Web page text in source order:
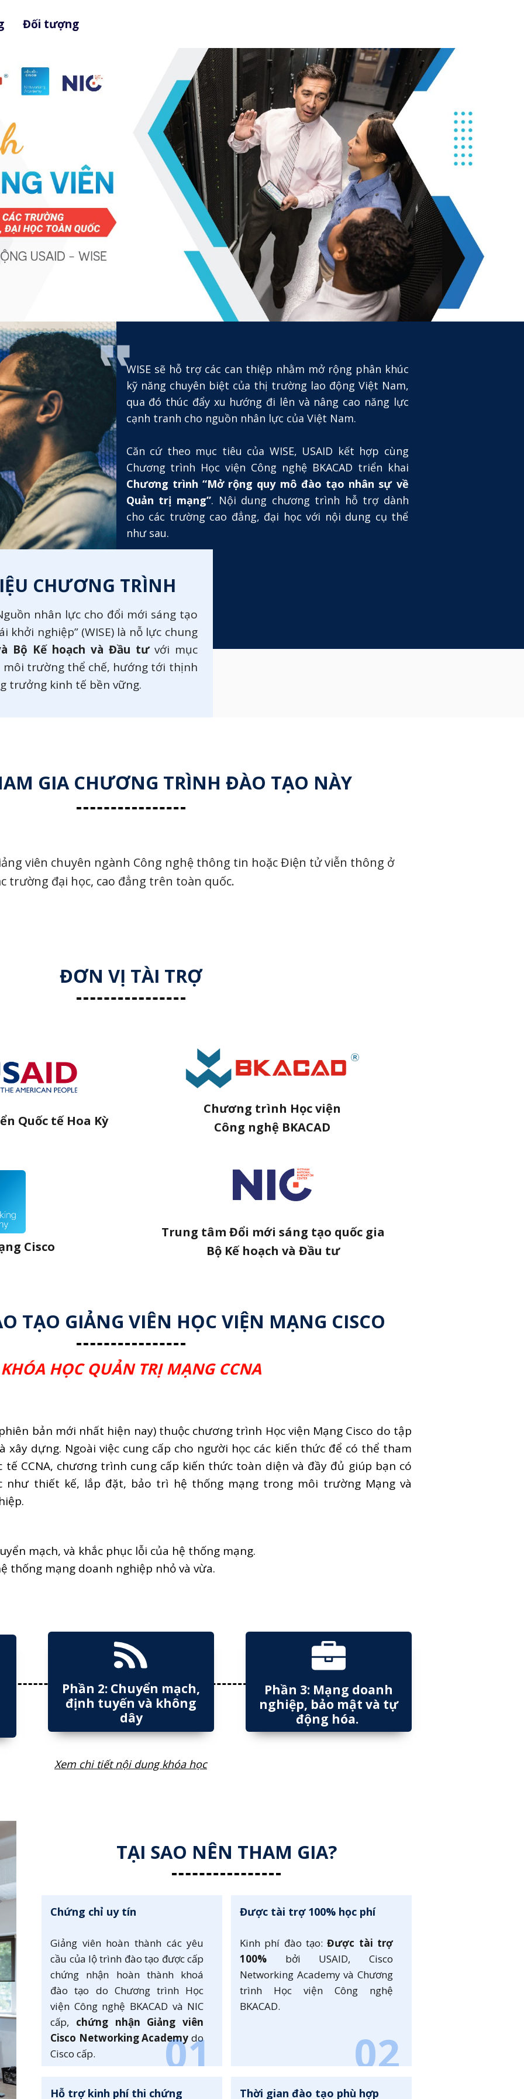
Đối tượng
WISE sẽ hỗ trợ các can thiệp nhằm mở rộng phân khúc
kỹ năng chuyên biệt của thị trường lao động Việt Nam,
qua đó thúc đẩy xu hướng đi lên và nâng cao năng lực
cạnh tranh cho nguồn nhân lực của Việt Nam.
Căn cứ theo mục tiêu của WISE, USAID kết hợp cùng
Chương trình Học viện Công nghệ BKACAD triển khai
Chương trình “Mở rộng quy mô đào tạo nhân sự về
Quản trị mạng”. Nội dung chương trình hỗ trợ dành
cho các trường cao đẳng, đại học với nội dung cụ thể
như sau.
CHƯƠNG TRÌNH
nhân lực cho đổi mới sáng tạo
khởi nghiệp” (WISE) là nỗ lực chung
Bộ Kế hoạch và Đầu tư với mục
môi trường thể chế, hướng tới thịnh
trưởng kinh tế bền vững.
GIA CHƯƠNG TRÌNH ĐÀO TẠO NÀY
viên chuyên ngành Công nghệ thông tin hoặc Điện tử viễn thông ở
trường đại học, cao đẳng trên toàn quốc.
ĐƠN VỊ TÀI TRỢ
Trung tâm Đổi mới sáng tạo quốc gia
Bộ Kế hoạch và Đầu tư
Quốc tế Hoa Kỳ
Cisco
Chương trình Học viện
Công nghệ BKACAD
KHÓA HỌC QUẢN TRỊ MẠNG CCNA
TẠO GIẢNG VIÊN HỌC VIỆN MẠNG CISCO
bản mới nhất hiện nay) thuộc chương trình Học viện Mạng Cisco do tập
xây dựng. Ngoài việc cung cấp cho người học các kiến thức để có thể tham
CCNA, chương trình cung cấp kiến thức toàn diện và đầy đủ giúp bạn có
như thiết kế, lắp đặt, bảo trì hệ thống mạng trong môi trường Mạng và
mạch, và khắc phục lỗi của hệ thống mạng.
thống mạng doanh nghiệp nhỏ và vừa.
Phần 3: Mạng doanh
nghiệp, bảo mật và tự
động hóa.
Phần 2: Chuyển mạch,
định tuyến và không
dây
Xem chi tiết nội dung khóa học
Chứng chỉ uy tín
Giảng viên hoàn thành các yêu
cầu của lộ trình đào tạo được cấp
chứng nhận hoàn thành khoá
đào tạo do Chương trình Học
viện Công nghệ BKACAD và NIC
cấp, chứng nhận Giảng viên
Cisco Networking Academy do
Cisco cấp.
01
Được tài trợ 100% học phí
Kinh phí đào tạo:Được tài trợ
100% bởi USAID, Cisco
Networking Academy và Chương
trình Học viện Công nghệ
BKACAD.
02
Hỗ trợ kinh phí thi chứng
Thời gian đào tạo phù hợp
TẠI SAO NÊN THAM GIA?